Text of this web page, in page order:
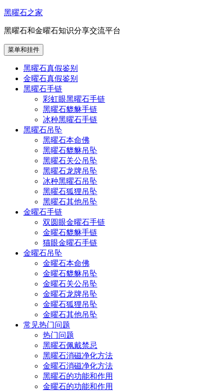
跳
内
容
黑曜石之家
黑曜石和金曜石知识分享交流平台
菜单和挂件
黑曜石真假鉴别
金曜石真假鉴别
黑曜石手链
彩虹眼黑曜石手链
黑曜石貔貅手链
冰种黑曜石手链
黑曜石吊坠
黑曜石本命佛
黑曜石貔貅吊坠
黑曜石关公吊坠
黑曜石龙牌吊坠
冰种黑曜石吊坠
黑曜石狐狸吊坠
黑曜石其他吊坠
金曜石手链
双圆眼金曜石手链
金曜石貔貅手链
猫眼金曜石手链
金曜石吊坠
金曜石本命佛
金曜石貔貅吊坠
金曜石关公吊坠
金曜石龙牌吊坠
金曜石狐狸吊坠
金曜石其他吊坠
常见热门问题
热门问题
黑曜石佩戴禁忌
黑曜石消磁净化方法
金曜石消磁净化方法
黑曜石的功能和作用
金曜石的功能和作用